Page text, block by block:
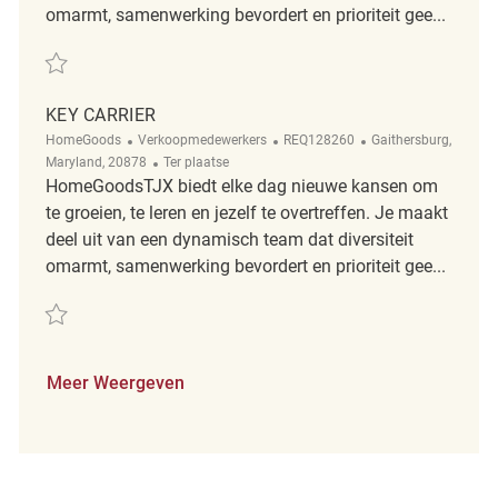
omarmt, samenwerking bevordert en prioriteit gee...
Redden key carrier REQ143902
KEY CARRIER
HomeGoods Categorie
Verkoopmedewerkers ReqId
REQ128260 Plaats
Gaithersburg,
Maryland, 20878
Afgelegen
Ter plaatse
HomeGoodsTJX biedt elke dag nieuwe kansen om
te groeien, te leren en jezelf te overtreffen. Je maakt
deel uit van een dynamisch team dat diversiteit
omarmt, samenwerking bevordert en prioriteit gee...
Redden Key carrier REQ128260
Meer Weergeven